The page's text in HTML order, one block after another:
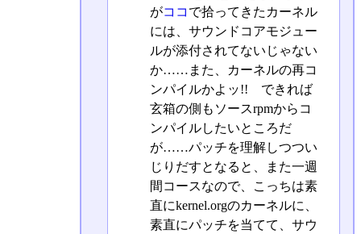
がココ で拾ってきたカーネル
には、サウンドコアモジュー
ルが添付されてないじゃない
か……また、カーネルの再コ
ンパイルかよッ!! できれば
玄箱の側もソースrpmからコ
ンパイルしたいところだ
が……パッチを理解しつつい
じりだすとなると、また一週
間コースなので、こっちは素
直にkernel.orgのカーネルに、
素直にパッチを当てて、サウ